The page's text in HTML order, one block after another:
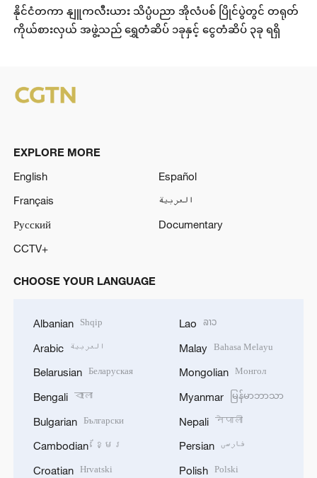
နိုင်ငံတကာ နျူကလီးယား သိပ္ပံပညာ အိုလံပစ် ပြိုင်ပွဲတွင် တရုတ်
ကိုယ်စားလှယ် အဖွဲ့သည် ရွှေတံဆိပ် ၁ခုနှင့် ငွေတံဆိပ် ၃ခု ရရှိ
EXPLORE MORE
English
Español
Français
العربية
Русский
Documentary
CCTV+
CHOOSE YOUR LANGUAGE
Albanian Shqip
Arabic العربية
Belarusian Беларуская
Bengali বাংলা
Bulgarian Български
Cambodian ខ្មែរ
Croatian Hrvatski
Lao ລາວ
Malay Bahasa Melayu
Mongolian Монгол
Myanmar မြန်မာဘာသာ
Nepali नेपाली
Persian فارسی
Polish Polski